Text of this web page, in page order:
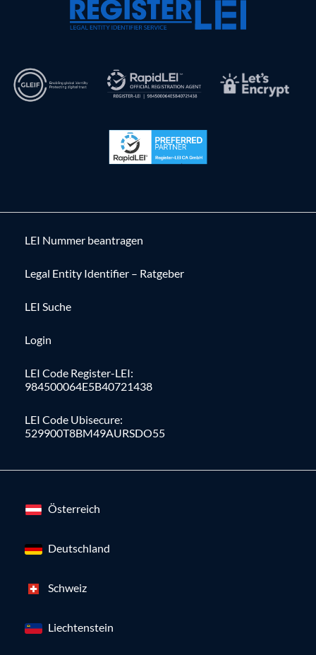
LEI Nummer beantragen
Legal Entity Identifier – Ratgeber
LEI Suche
Login
LEI Code Register-LEI:
984500064E5B40721438
LEI Code Ubisecure:
529900T8BM49AURSDO55
Österreich
Deutschland
Schweiz
Liechtenstein